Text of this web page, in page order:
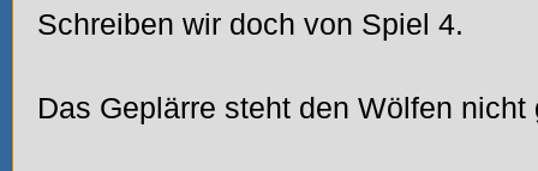
Schreiben wir doch von Spiel 4.
Das Geplärre steht den Wölfen nicht